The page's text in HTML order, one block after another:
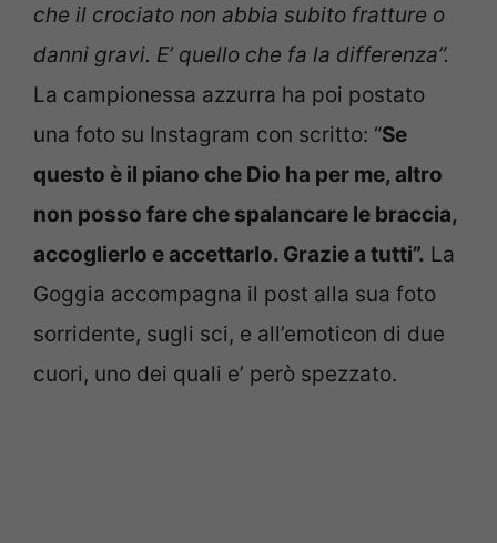
che il crociato non abbia subito fratture o
danni gravi. E’ quello che fa la differenza”.
La campionessa azzurra ha poi postato
una foto su Instagram con scritto: “Se
questo è il piano che Dio ha per me, altro
non posso fare che spalancare le braccia,
accoglierlo e accettarlo. Grazie a tutti”. La
Goggia accompagna il post alla sua foto
sorridente, sugli sci, e all’emoticon di due
cuori, uno dei quali e’ però spezzato.